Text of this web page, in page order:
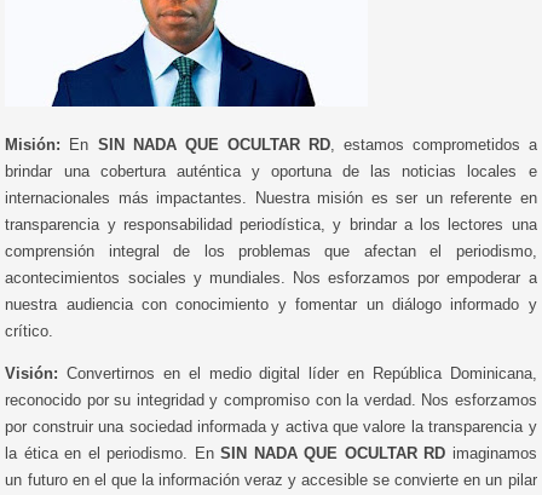
Misión: En SIN NADA QUE OCULTAR RD, estamos comprometidos a
brindar una cobertura auténtica y oportuna de las noticias locales e
internacionales más impactantes. Nuestra misión es ser un referente en
transparencia y responsabilidad periodística, y brindar a los lectores una
comprensión integral de los problemas que afectan el periodismo,
acontecimientos sociales y mundiales. Nos esforzamos por empoderar a
nuestra audiencia con conocimiento y fomentar un diálogo informado y
crítico.
Visión: Convertirnos en el medio digital líder en República Dominicana,
reconocido por su integridad y compromiso con la verdad. Nos esforzamos
por construir una sociedad informada y activa que valore la transparencia y
la ética en el periodismo. EnSIN NADA QUE OCULTAR RD imaginamos
un futuro en el que la información veraz y accesible se convierte en un pilar